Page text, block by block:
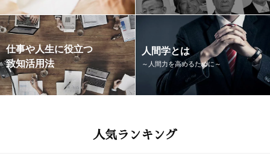
仕事や人生に役立つ
致知活用法
人間学とは
～人間力を高めるために～
人気ランキング